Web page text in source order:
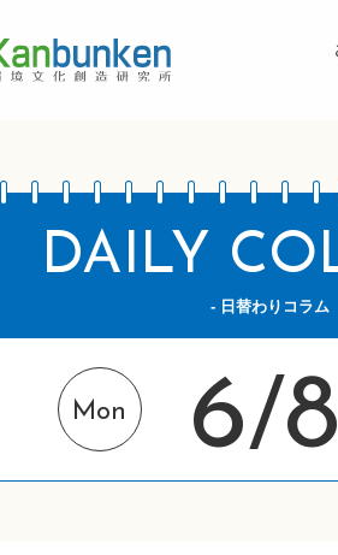
DAILY
- 日替わりコラム
Mon 6/8